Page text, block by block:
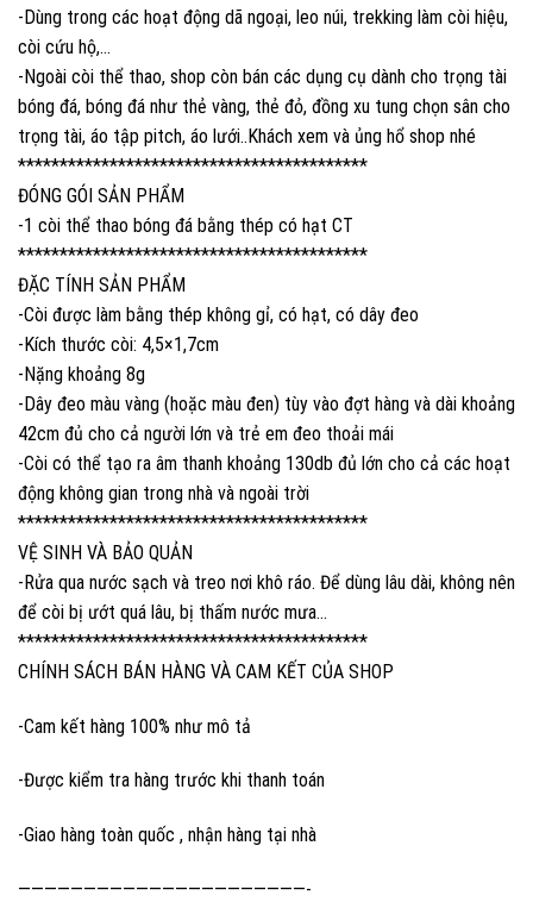
-Dùng trong các hoạt động dã ngoại, leo núi, trekking làm còi hiệu,
còi cứu hộ,…
-Ngoài còi thể thao, shop còn bán các dụng cụ dành cho trọng tài
bóng đá, bóng đá như thẻ vàng, thẻ đỏ, đồng xu tung chọn sân cho
trọng tài, áo tập pitch, áo lưới..Khách xem và ủng hổ shop nhé
******************************************
ĐÓNG GÓI SẢN PHẨM
-1 còi thể thao bóng đá bằng thép có hạt CT
******************************************
ĐẶC TÍNH SẢN PHẨM
-Còi được làm bằng thép không gỉ, có hạt, có dây đeo
-Kích thước còi: 4,5×1,7cm
-Nặng khoảng 8g
-Dây đeo màu vàng (hoặc màu đen) tùy vào đợt hàng và dài khoảng
42cm đủ cho cả người lớn và trẻ em đeo thoải mái
-Còi có thể tạo ra âm thanh khoảng 130db đủ lớn cho cả các hoạt
động không gian trong nhà và ngoài trời
******************************************
VỆ SINH VÀ BẢO QUẢN
-Rửa qua nước sạch và treo nơi khô ráo. Để dùng lâu dài, không nên
để còi bị ướt quá lâu, bị thấm nước mưa…
******************************************
CHÍNH SÁCH BÁN HÀNG VÀ CAM KẾT CỦA SHOP
-Cam kết hàng 100% như mô tả
-Được kiểm tra hàng trước khi thanh toán
-Giao hàng toàn quốc , nhận hàng tại nhà
——————————————————————-